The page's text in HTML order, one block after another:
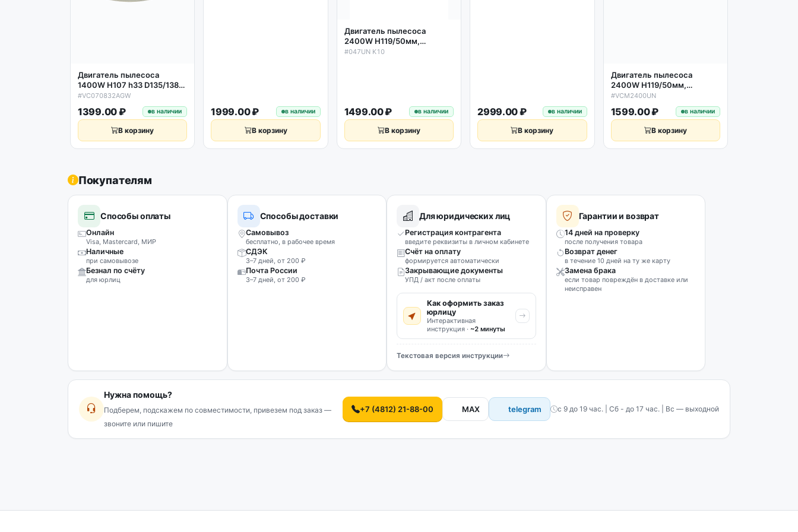
VCC7270H3O/XEV SC7270 VCC7272H3B/XEV SC7272 VCC7273H3R/XEV SC7273
Двигатель пылесоса
1400W H107 h33 D135/138
VC070832AGW
#VC070832AGW
1399.00 ₽ в наличии
В корзину
1999.00 ₽ в наличии
В корзину
Двигатель пылесоса
2400W H119/50мм,
D135/82мм, Samsung VCM-
#047UN K10
1499.00 ₽ в наличии
В корзину
2999.00 ₽ в наличии
В корзину
Двигатель пылесоса
2400W H119/50мм,
D135/82мм, Samsung DJ31-
00125C, VCM-M30AU
#VCM2400UN
1599.00 ₽ в наличии
В корзину
Покупателям
Способы оплаты
Онлайн
Visa, Mastercard, МИР
Наличные
при самовывозе
Безнал по счёту
для юрлиц
Способы доставки
Самовывоз
бесплатно, в рабочее время
СДЭК
3–7 дней, от 200 ₽
Почта России
3–7 дней, от 200 ₽
Для юридических лиц
Регистрация контрагента
введите реквизиты в личном кабинете
Счёт на оплату
формируется автоматически
Закрывающие документы
УПД / акт после оплаты
Как оформить заказ
юрлицу
Интерактивная
инструкция · ~2 минуты
Текстовая версия инструкции
Гарантии и возврат
14 дней на проверку
после получения товара
Возврат денег
в течение 10 дней на ту же карту
Замена брака
если товар повреждён в доставке или
неисправен
Нужна помощь?
Подберем, подскажем по совместимости, привезем под заказ —
звоните или пишите
+7 (4812) 21-88-00 MAX telegram с 9 до 19 час. | Сб - до 17 час. | Вс — выходной